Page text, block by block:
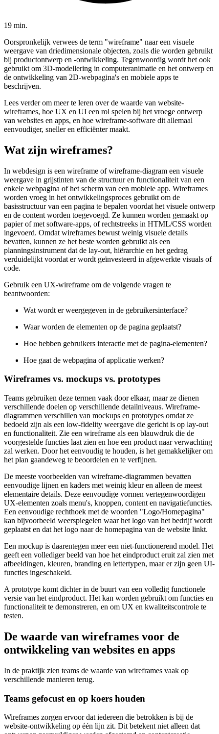
19 min.
Oorspronkelijk verwees de term "wireframe" naar een visuele
weergave van driedimensionale objecten, zoals die worden gebruikt
bij productontwerp en -ontwikkeling. Tegenwoordig wordt het ook
gebruikt om 3D-modellering in computeranimatie en het ontwerp en
de ontwikkeling van 2D-webpagina's en mobiele apps te
beschrijven.
Lees verder om meer te leren over de waarde van website-
wireframes, hoe UX en UI een rol spelen bij het vroege ontwerp
van websites en apps, en hoe wireframe-software dit allemaal
eenvoudiger, sneller en efficiënter maakt.
Wat zijn wireframes?
In webdesign is een wireframe of wireframe-diagram een visuele
weergave in grijstinten van de structuur en functionaliteit van een
enkele webpagina of het scherm van een mobiele app. Wireframes
worden vroeg in het ontwikkelingsproces gebruikt om de
basisstructuur van een pagina te bepalen voordat het visuele ontwerp
en de content worden toegevoegd. Ze kunnen worden gemaakt op
papier of met software-apps, of rechtstreeks in HTML/CSS worden
ingevoerd. Omdat wireframes bewust weinig visuele details
bevatten, kunnen ze het beste worden gebruikt als een
planningsinstrument dat de lay-out, hiërarchie en het gedrag
verduidelijkt voordat er wordt geïnvesteerd in afgewerkte visuals of
code.
Gebruik een UX-wireframe om de volgende vragen te
beantwoorden:
Wat wordt er weergegeven in de gebruikersinterface?
Waar worden de elementen op de pagina geplaatst?
Hoe hebben gebruikers interactie met de pagina-elementen?
Hoe gaat de webpagina of applicatie werken?
Wireframes vs. mockups vs. prototypes
Teams gebruiken deze termen vaak door elkaar, maar ze dienen
verschillende doelen op verschillende detailniveaus. Wireframe-
diagrammen verschillen van mockups en prototypes omdat ze
bedoeld zijn als een low-fidelity weergave die gericht is op lay-out
en functionaliteit. Zie een wireframe als een blauwdruk die de
voorgestelde functies laat zien en hoe een product naar verwachting
zal werken. Door het eenvoudig te houden, is het gemakkelijker om
het plan gaandeweg te beoordelen en te verfijnen.
De meeste voorbeelden van wireframe-diagrammen bevatten
eenvoudige lijnen en kaders met weinig kleur en alleen de meest
elementaire details. Deze eenvoudige vormen vertegenwoordigen
UX-elementen zoals menu's, knoppen, content en navigatiefuncties.
Een eenvoudige rechthoek met de woorden "Logo/Homepagina"
kan bijvoorbeeld weerspiegelen waar het logo van het bedrijf wordt
geplaatst en dat het logo naar de homepagina van de website linkt.
Een mockup is daarentegen meer een niet-functionerend model. Het
geeft een vollediger beeld van hoe het eindproduct eruit zal zien met
afbeeldingen, kleuren, branding en lettertypen, maar er zijn geen UI-
functies ingeschakeld.
A prototype komt dichter in de buurt van een volledig functionele
versie van het eindproduct. Het kan worden gebruikt om functies en
functionaliteit te demonstreren, en om UX en kwaliteitscontrole te
testen.
De waarde van wireframes voor de
ontwikkeling van websites en apps
In de praktijk zien teams de waarde van wireframes vaak op
verschillende manieren terug.
Teams gefocust en op koers houden
Wireframes zorgen ervoor dat iedereen die betrokken is bij de
website-ontwikkeling op één lijn zit. Dit betekent niet alleen dat